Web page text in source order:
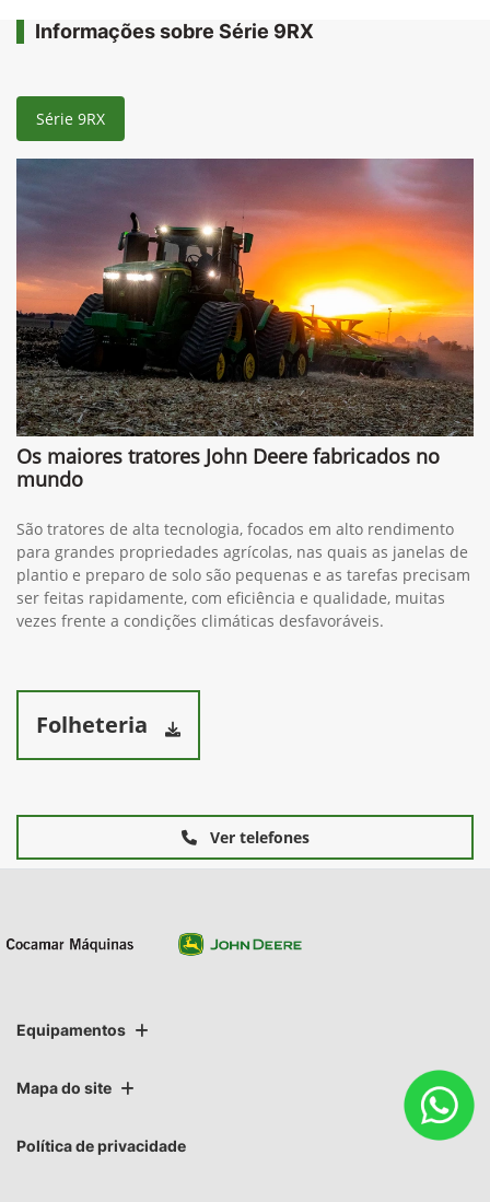
Informações sobre Série 9RX
Série 9RX
Os maiores tratores John Deere fabricados no
mundo
São tratores de alta tecnologia, focados em alto rendimento
para grandes propriedades agrícolas, nas quais as janelas de
plantio e preparo de solo são pequenas e as tarefas precisam
ser feitas rapidamente, com eficiência e qualidade, muitas
vezes frente a condições climáticas desfavoráveis.
Folheteria
Ver telefones
Equipamentos
Mapa do site
Política de privacidade